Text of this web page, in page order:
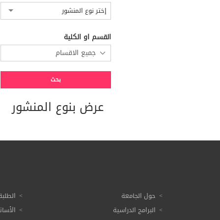
إختر نوع المنشور
القسم او الكلية
عرض بنوع المنشور
حول الجامعة
البرامج الدراسية